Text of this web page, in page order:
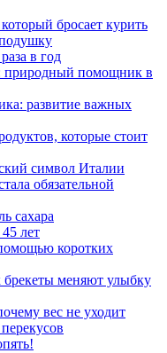
бросает курить
в год
природный помощник в
развитие важных
которые стоит
символ Италии
обязательной
сахара
лет
коротких
брекеты меняют улыбку
вес не уходит